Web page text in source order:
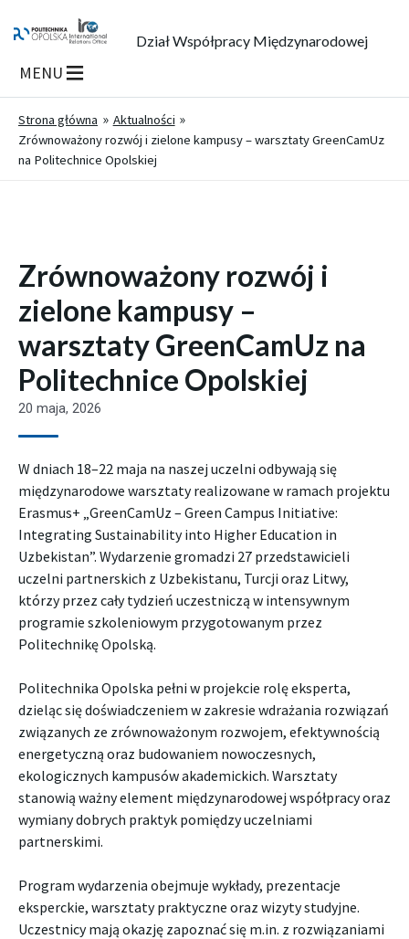
Dział Współpracy Międzynarodowej
MENU
Strona główna
Aktualności
Zrównoważony rozwój i zielone kampusy – warsztaty GreenCamUz
na Politechnice Opolskiej
Zrównoważony rozwój i
zielone kampusy –
warsztaty GreenCamUz na
Politechnice Opolskiej
20 maja, 2026
W dniach 18–22 maja na naszej uczelni odbywają się
międzynarodowe warsztaty realizowane w ramach projektu
Erasmus+ „GreenCamUz – Green Campus Initiative:
Integrating Sustainability into Higher Education in
Uzbekistan”. Wydarzenie gromadzi 27 przedstawicieli
uczelni partnerskich z Uzbekistanu, Turcji oraz Litwy,
którzy przez cały tydzień uczestniczą w intensywnym
programie szkoleniowym przygotowanym przez
Politechnikę Opolską.
Politechnika Opolska pełni w projekcie rolę eksperta,
dzieląc się doświadczeniem w zakresie wdrażania rozwiązań
związanych ze zrównoważonym rozwojem, efektywnością
energetyczną oraz budowaniem nowoczesnych,
ekologicznych kampusów akademickich. Warsztaty
stanowią ważny element międzynarodowej współpracy oraz
wymiany dobrych praktyk pomiędzy uczelniami
partnerskimi.
Program wydarzenia obejmuje wykłady, prezentacje
eksperckie, warsztaty praktyczne oraz wizyty studyjne.
Uczestnicy mają okazję zapoznać się m.in. z rozwiązaniami